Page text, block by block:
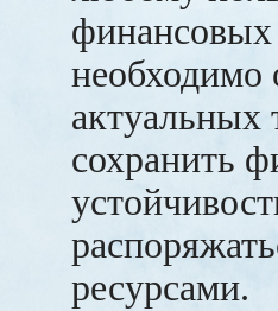
финансовых
необходимо
актуальных
сохранить
ресурсами.